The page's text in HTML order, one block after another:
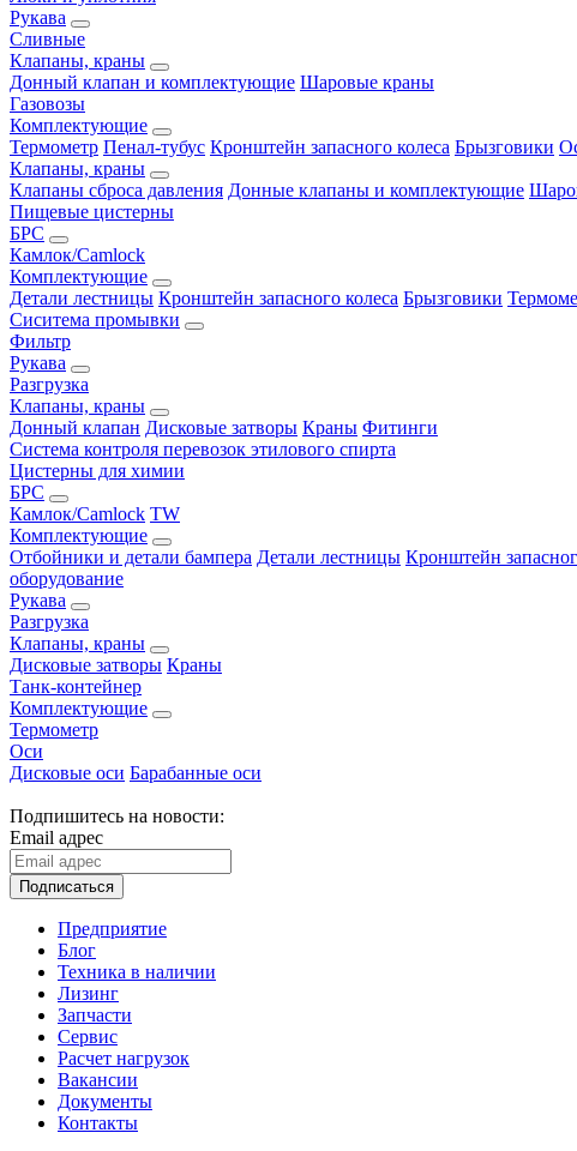
Рукава
Сливные
Клапаны, краны
Донный клапан и комплектующие Шаровые краны
Газовозы
Комплектующие
Термометр Пенал-тубус Кронштейн запасного колеса Брызговики
Клапаны, краны
Клапаны сброса давления Донные клапаны и комплектующие
Пищевые цистерны
БРС
Камлок/Camlock
Комплектующие
Детали лестницы Кронштейн запасного колеса Брызговики
Сиситема промывки
Фильтр
Рукава
Разгрузка
Клапаны, краны
Донный клапан Дисковые затворы Краны Фитинги
Система контроля перевозок этилового спирта
Цистерны для химии
БРС
Камлок/Camlock TW
Комплектующие
Отбойники и детали бампера Детали лестницы Кронштейн
оборудование
Рукава
Разгрузка
Клапаны, краны
Дисковые затворы Краны
Танк-контейнер
Комплектующие
Термометр
Оси
Дисковые оси Барабанные оси
Подпишитесь на новости:
Email адрес
Подписаться
Предприятие
Блог
Техника в наличии
Лизинг
Запчасти
Сервис
Расчет нагрузок
Вакансии
Документы
Контакты